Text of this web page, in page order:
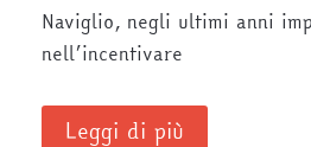
Naviglio, negli ultimi anni
nell’incentivare
Leggi di più